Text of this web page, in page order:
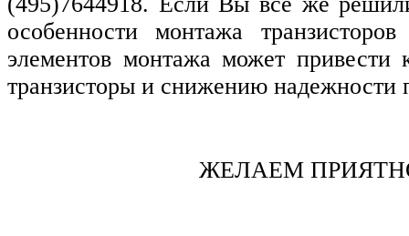
особенности монтажа
элементов монтажа может привести
транзисторы и снижению надежности
ЖЕЛАЕМ ПРИЯТНОЙ